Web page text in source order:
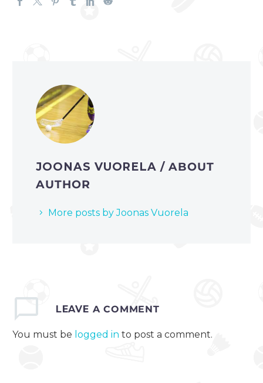
JOONAS VUORELA/ ABOUT
AUTHOR
More posts by Joonas Vuorela
LEAVE A COMMENT
You must be logged in to post a comment.